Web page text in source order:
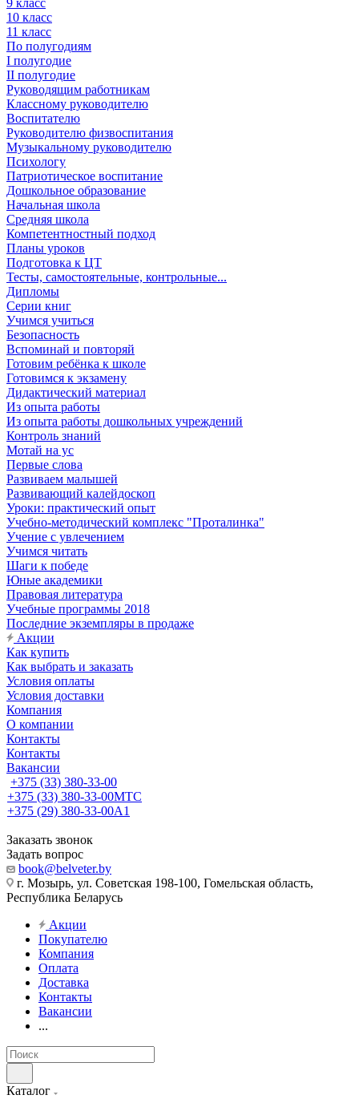
9 класс
10 класс
11 класс
По полугодиям
I полугодие
II полугодие
Руководящим работникам
Классному руководителю
Воспитателю
Руководителю физвоспитания
Музыкальному руководителю
Психологу
Патриотическое воспитание
Дошкольное образование
Начальная школа
Средняя школа
Компетентностный подход
Планы уроков
Подготовка к ЦТ
Тесты, самостоятельные, контрольные...
Дипломы
Серии книг
Учимся учиться
Безопасность
Вспоминай и повторяй
Готовим ребёнка к школе
Готовимся к экзамену
Дидактический материал
Из опыта работы
Из опыта работы дошкольных учреждений
Контроль знаний
Мотай на ус
Первые слова
Развиваем малышей
Развивающий калейдоскоп
Уроки: практический опыт
Учебно-методический комплекс "Проталинка"
Учение с увлечением
Учимся читать
Шаги к победе
Юные академики
Правовая литература
Учебные программы 2018
Последние экземпляры в продаже
Акции
Как купить
Как выбрать и заказать
Условия оплаты
Условия доставки
Компания
О компании
Контакты
Контакты
Вакансии
+375 (33) 380-33-00
+375 (33) 380-33-00МТС
+375 (29) 380-33-00А1
Заказать звонок
Задать вопрос
book@belveter.by
г. Мозырь, ул. Советская 198-100, Гомельская область,
Республика Беларусь
Акции
Покупателю
Компания
Оплата
Доставка
Контакты
Вакансии
...
Каталог